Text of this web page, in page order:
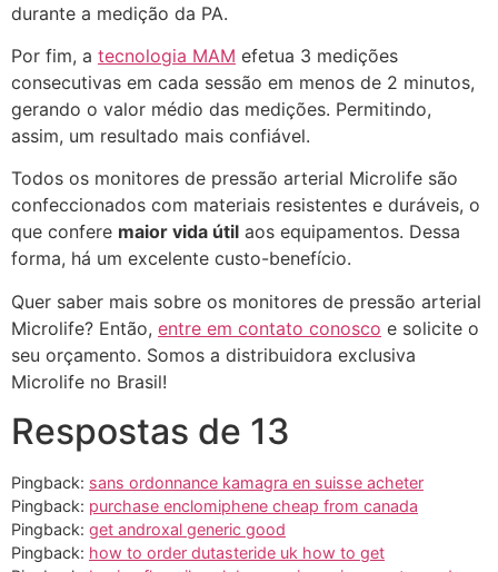
durante a medição da PA.
Por fim, a tecnologia MAM efetua 3 medições
consecutivas em cada sessão em menos de 2 minutos,
gerando o valor médio das medições. Permitindo,
assim, um resultado mais confiável.
Todos os monitores de pressão arterial Microlife são
confeccionados com materiais resistentes e duráveis, o
que confere maior vida útil aos equipamentos. Dessa
forma, há um excelente custo-benefício.
Quer saber mais sobre os monitores de pressão arterial
Microlife? Então, entre em contato conosco e solicite o
seu orçamento. Somos a distribuidora exclusiva
Microlife no Brasil!
Respostas de 13
Pingback: sans ordonnance kamagra en suisse acheter
Pingback: purchase enclomiphene cheap from canada
Pingback: get androxal generic good
Pingback: how to order dutasteride uk how to get